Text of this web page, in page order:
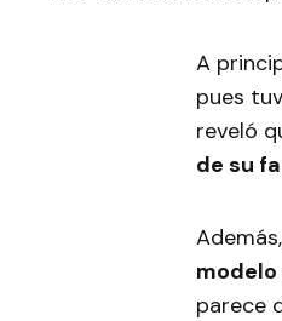
A
pues
reveló
de su
parece